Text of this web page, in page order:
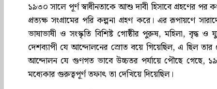
১৯৩০ সালে পূর্ণ স্বাধীনতাকে আশু দাবী হিসাবে গ্রহণের পর
প্রত্যক্ষ সংগ্রামের পরি কল্পনা গ্রহণ করে। এর রূপায়ণে
ভাষাভাষী ও সংস্কৃতি বিশিষ্ট গোষ্ঠীর পুরুষ, মহিলা,
দেশব্যাপী যে আন্দোলনের স্রোত বয়ে গিয়েছিল, এ ছিল
আন্দোলন যে গুণগত ভাবে উচ্চতর পর্যায়ে পৌছে গেছে,
মধ্যেকার গুরুত্বপূর্ণ তফাৎ তা দেখিয়ে দিয়েছিল।